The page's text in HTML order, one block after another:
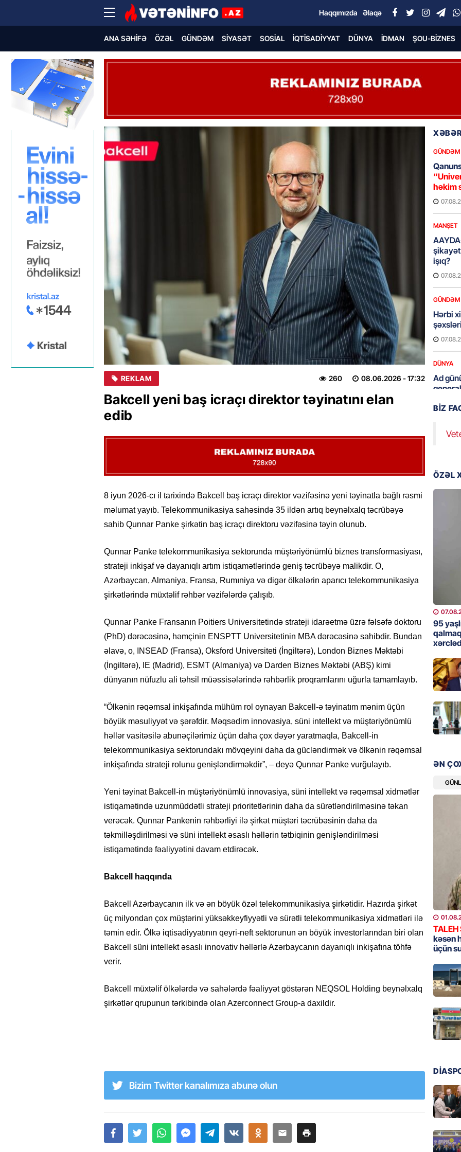
Haqqımızda Əlaqə
ANA SƏHIFƏ ÖZƏL GÜNDƏM SIYASƏT SOSIAL İQTISADIYYAT DÜNYA İDMAN ŞOU-BIZNES
REKLAM 08.06.2026 - 17:32
260
Bakcell yeni baş icraçı direktor təyinatını elan
edib
8 iyun 2026-cı il tarixində Bakcell baş icraçı direktor vəzifəsinə yeni təyinatla bağlı rəsmi
məlumat yayıb. Telekommunikasiya sahəsində 35 ildən artıq beynəlxalq təcrübəyə
sahib Qunnar Panke şirkətin baş icraçı direktoru vəzifəsinə təyin olunub.
Qunnar Panke telekommunikasiya sektorunda müştəriyönümlü biznes transformasiyası,
strateji inkişaf və dayanıqlı artım istiqamətlərində geniş təcrübəyə malikdir. O,
Azərbaycan, Almaniya, Fransa, Rumıniya və digər ölkələrin aparıcı telekommunikasiya
şirkətlərində müxtəlif rəhbər vəzifələrdə çalışıb.
Qunnar Panke Fransanın Poitiers Universitetində strateji idarəetmə üzrə fəlsəfə doktoru
(PhD) dərəcəsinə, həmçinin ENSPTT Universitetinin MBA dərəcəsinə sahibdir. Bundan
əlavə, o, INSEAD (Fransa), Oksford Universiteti (İngiltərə), London Biznes Məktəbi
(İngiltərə), IE (Madrid), ESMT (Almaniya) və Darden Biznes Məktəbi (ABŞ) kimi
dünyanın nüfuzlu ali təhsil müəssisələrində rəhbərlik proqramlarını uğurla tamamlayıb.
“Ölkənin rəqəmsal inkişafında mühüm rol oynayan Bakcell-ə təyinatım mənim üçün
böyük məsuliyyət və şərəfdir. Məqsədim innovasiya, süni intellekt və müştəriyönümlü
həllər vasitəsilə abunəçilərimiz üçün daha çox dəyər yaratmaqla, Bakcell-in
telekommunikasiya sektorundakı mövqeyini daha da gücləndirmək və ölkənin rəqəmsal
inkişafında strateji rolunu genişləndirməkdir”, – deyə Qunnar Panke vurğulayıb.
Yeni təyinat Bakcell-in müştəriyönümlü innovasiya, süni intellekt və rəqəmsal xidmətlər
istiqamətində uzunmüddətli strateji prioritetlərinin daha da sürətləndirilməsinə təkan
verəcək. Qunnar Pankenin rəhbərliyi ilə şirkət müştəri təcrübəsinin daha da
təkmilləşdirilməsi və süni intellekt əsaslı həllərin tətbiqinin genişləndirilməsi
istiqamətində fəaliyyətini davam etdirəcək.
Bakcell haqqında
Bakcell Azərbaycanın ilk və ən böyük özəl telekommunikasiya şirkətidir. Hazırda şirkət
üç milyondan çox müştərini yüksəkkeyfiyyətli və sürətli telekommunikasiya xidmətləri ilə
təmin edir. Ölkə iqtisadiyyatının qeyri-neft sektorunun ən böyük investorlarından biri olan
Bakcell süni intellekt əsaslı innovativ həllərlə Azərbaycanın dayanıqlı inkişafına töhfə
verir.
Bakcell müxtəlif ölkələrdə və sahələrdə fəaliyyət göstərən NEQSOL Holding beynəlxalq
şirkətlər qrupunun tərkibində olan Azerconnect Group-a daxildir.
Bizim Twitter kanalımıza abunə olun
GÜNDƏM
həkim
MANŞET
şikayət
işıq?
GÜNDƏM
Hərbi
DÜNYA
Ad
95
Çin
MANŞET
“Birgə
İDMAN
HADISƏ
GÜNDƏM
Dosye
MANŞET
sazişi
ÖZƏL
Tramp
imtina
ÖZƏL
İki
ETDİ:
GÜNDƏM
BIZ
ÖZƏL
95
ƏN
TALEH
kəsən
üçün